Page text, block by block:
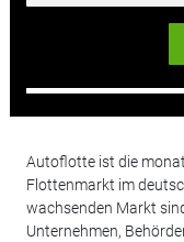
Autoflotte ist die
Flottenmarkt im
wachsenden Markt
Unternehmen,